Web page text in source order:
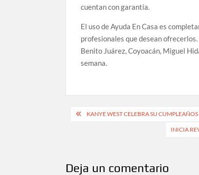
cuentan con garantía.
El uso de Ayuda En Casa es
profesionales que desean
Benito Juárez, Coyoacán, Miguel
semana.
Navegación
KANYE WEST CELEBRA SU
INICIA
Deja un comentario